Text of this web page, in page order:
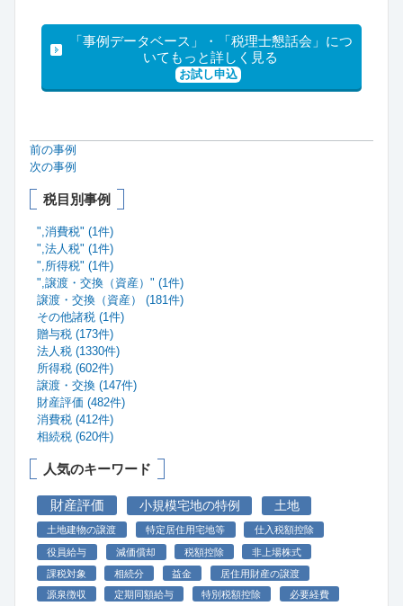
「事例データベース」・「税理士懇話会」につ
いてもっと詳しく見る
お試し申込
前の事例
次の事例
税目別事例
",消費税" (1件)
",法人税" (1件)
",所得税" (1件)
",譲渡・交換（資産）" (1件)
譲渡・交換（資産） (181件)
その他諸税 (1件)
贈与税 (173件)
法人税 (1330件)
所得税 (602件)
譲渡・交換 (147件)
財産評価 (482件)
消費税 (412件)
相続税 (620件)
人気のキーワード
財産評価 小規模宅地の特例 土地
土地建物の譲渡 特定居住用宅地等 仕入税額控除
役員給与 減価償却 税額控除
非上場株式
課税対象
相続分 益金
居住用財産の譲渡
源泉徴収
定期同額給与 特別税額控除 必要経費